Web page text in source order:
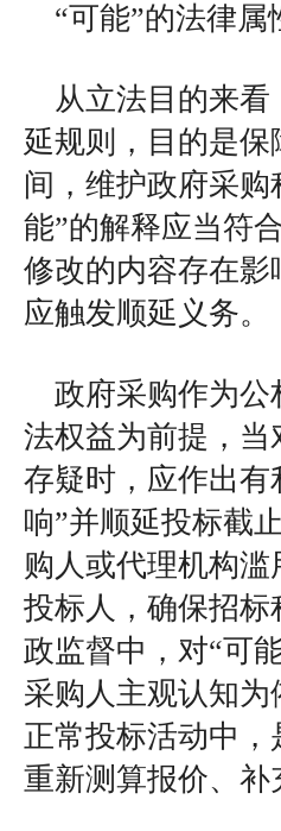
“可能”的法律属
从立法目的来看
延规则，目的是
间，维护政府采
能”的解释应当符
修改的内容存在
应触发顺延义务。
政府采购作为
法权益为前提，
存疑时，应作出
响”并顺延投标截
购人或代理机构
投标人，确保招
政监督中，对“可
采购人主观认知
正常投标活动中
重新测算报价、